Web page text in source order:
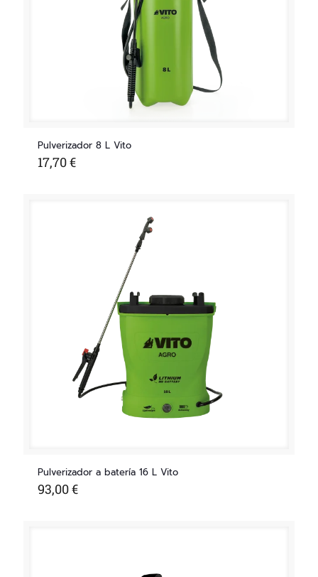
Pulverizador 8 L Vito
17,70€
Pulverizador a batería 16 L Vito
93,00€